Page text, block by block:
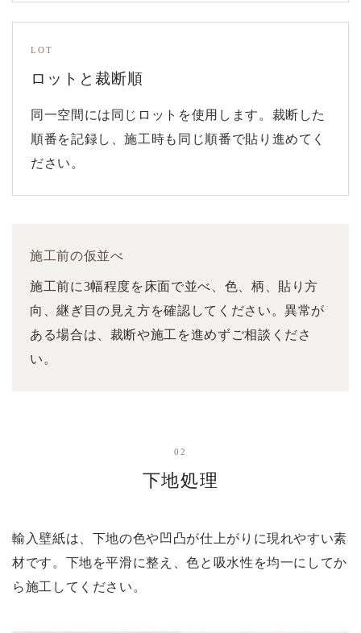
LOT
ロットと裁断順
同一空間には同じロットを使用します。裁断した
順番を記録し、施工時も同じ順番で貼り進めてく
ださい。
施工前の仮並べ
施工前に3幅程度を床面で並べ、色、柄、貼り方
向、継ぎ目の見え方を確認してください。異常が
ある場合は、裁断や施工を進めずご相談くださ
い。
02
下地処理
輸入壁紙は、下地の色や凹凸が仕上がりに現れやすい素
材です。下地を平滑に整え、色と吸水性を均一にしてか
ら施工してください。